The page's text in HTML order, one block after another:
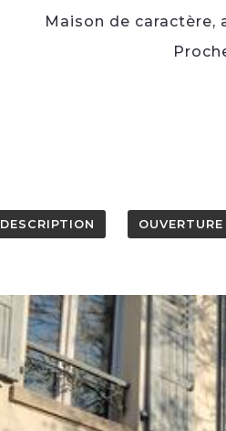
Maison de
DESCRIPTION OUVERTURE